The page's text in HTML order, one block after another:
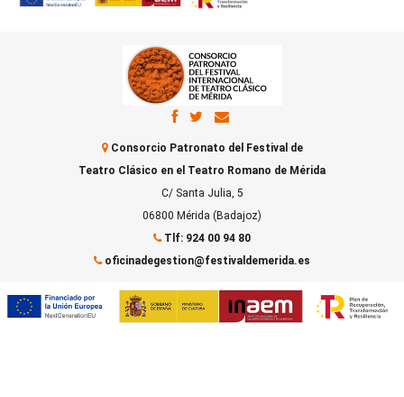
Consorcio Patronato del Festival de
Teatro Clásico en el Teatro Romano de Mérida
C/ Santa Julia, 5
06800 Mérida (Badajoz)
Tlf: 924 00 94 80
oficinadegestion@festivaldemerida.es